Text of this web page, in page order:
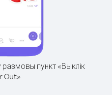
пункт «Выклік
Out»